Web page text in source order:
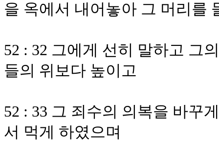
을 옥에서 내어놓아 그 머리를
52 : 32 그에게 선히 말하고 그
들의 위보다 높이고
52 : 33 그 죄수의 의복을 바꾸
서 먹게 하였으며